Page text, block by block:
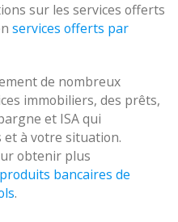
sur les services offerts
services offerts par
de nombreux
immobiliers, des prêts,
et ISA qui
à votre situation.
obtenir plus
produits bancaires de
.